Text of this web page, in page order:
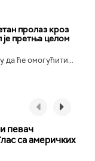
пролаз кроз
претња целом
да ће омогућити...
певач
са америчких